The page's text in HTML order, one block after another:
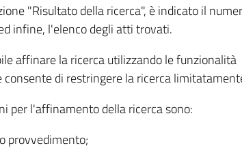
"Risultato della ricerca", è indicato il
infine, l'elenco degli atti trovati.
affinare la ricerca utilizzando le
di restringere la ricerca
per l'affinamento della ricerca sono:
provvedimento;